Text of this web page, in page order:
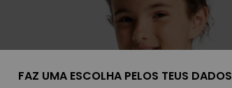
FAZ UMA ESCOLHA PELOS TEUS DADOS